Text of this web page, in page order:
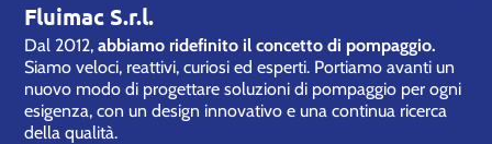
Fluimac S.r.l.
Dal 2012,abbiamo ridefinito il concetto di pompaggio.
Siamo veloci, reattivi, curiosi ed esperti. Portiamo avanti un
nuovo modo di progettare soluzioni di pompaggio per ogni
esigenza, con un design innovativo e una continua ricerca
della qualità.